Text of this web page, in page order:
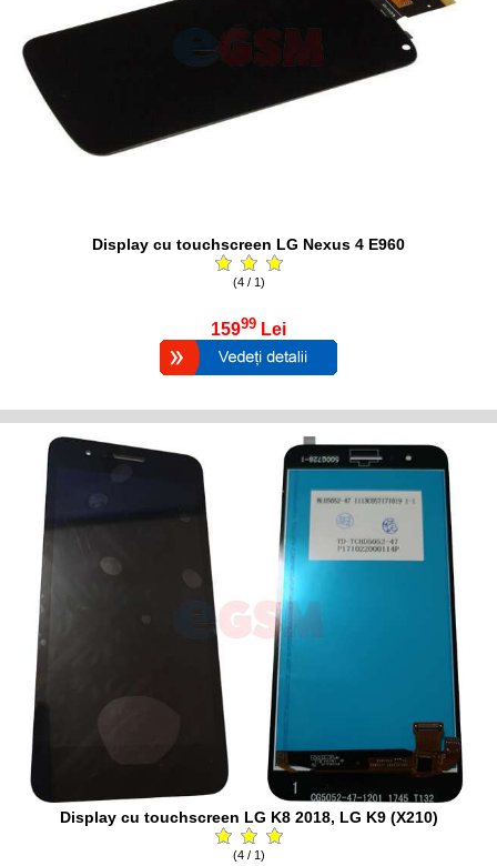
Display cu touchscreen LG Nexus 4 E960
(4 / 1)
15999 Lei
Display cu touchscreen LG K8 2018, LG K9 (X210)
(4 / 1)